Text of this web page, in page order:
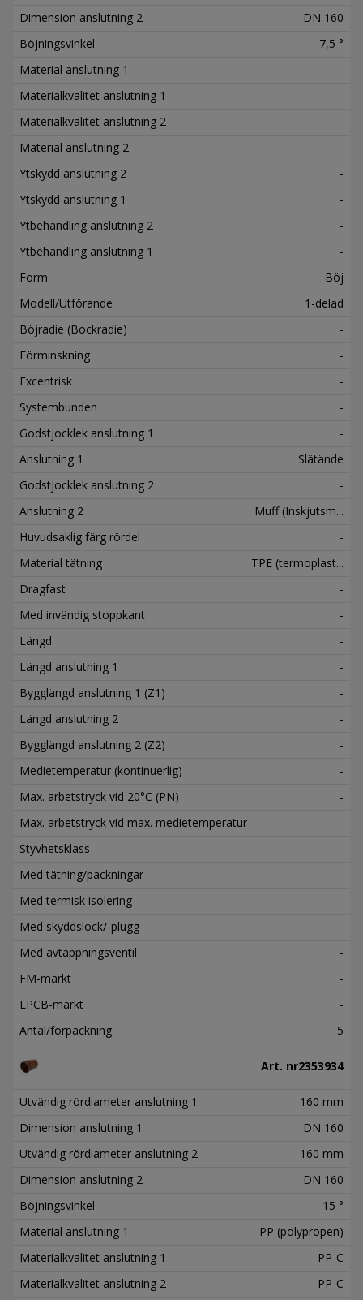
Dimension anslutning 2
DN 160
Böjningsvinkel
7,5 °
Material anslutning 1
-
Materialkvalitet anslutning 1
-
Materialkvalitet anslutning 2
-
Material anslutning 2
-
Ytskydd anslutning 2
-
Ytskydd anslutning 1
-
Ytbehandling anslutning 2
-
Ytbehandling anslutning 1
-
Form
Böj
Modell/Utförande
1-delad
Böjradie (Bockradie)
-
Förminskning
-
Excentrisk
-
Systembunden
-
Godstjocklek anslutning 1
-
Anslutning 1
Slätände
Godstjocklek anslutning 2
-
Anslutning 2
Muff (Inskjutsm...
Huvudsaklig färg rördel
-
Material tätning
TPE (termoplast...
Dragfast
-
Med invändig stoppkant
-
Längd
-
Längd anslutning 1
-
Bygglängd anslutning 1 (Z1)
-
Längd anslutning 2
-
Bygglängd anslutning 2 (Z2)
-
Medietemperatur (kontinuerlig)
-
Max. arbetstryck vid 20°C (PN)
-
Max. arbetstryck vid max. medietemperatur
-
Styvhetsklass
-
Med tätning/packningar
-
Med termisk isolering
-
Med skyddslock/-plugg
-
Med avtappningsventil
-
FM-märkt
-
LPCB-märkt
-
Antal/förpackning
5
Art. nr2353934
Utvändig rördiameter anslutning 1
160 mm
Dimension anslutning 1
DN 160
Utvändig rördiameter anslutning 2
160 mm
Dimension anslutning 2
DN 160
Böjningsvinkel
15 °
Material anslutning 1
PP (polypropen)
Materialkvalitet anslutning 1
PP-C
Materialkvalitet anslutning 2
PP-C